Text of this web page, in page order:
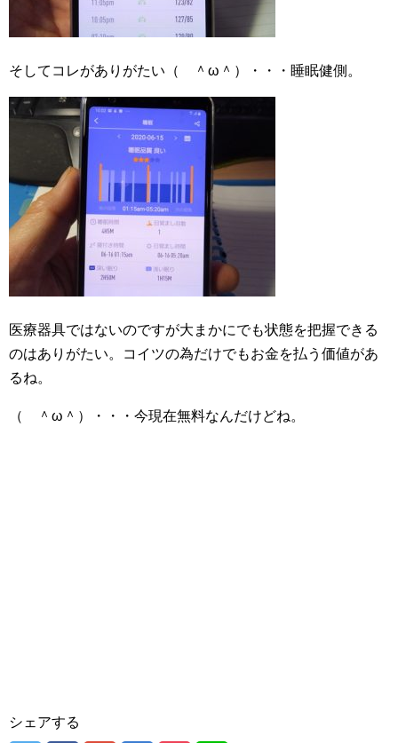
そしてコレがありがたい（ ＾ω＾）・・・睡眠健側。
医療器具ではないのですが大まかにでも状態を把握できる
のはありがたい。コイツの為だけでもお金を払う価値があ
るね。
（ ＾ω＾）・・・今現在無料なんだけどね。
シェアする